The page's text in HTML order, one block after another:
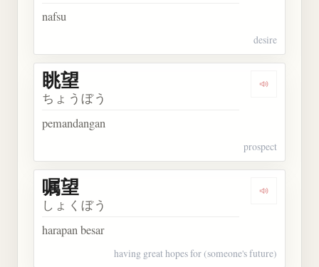
nafsu
desire
Dengarkan
眺望
ちょうぼう
pemandangan
prospect
Dengarkan
嘱望
しょくぼう
harapan besar
having great hopes for (someone's future)